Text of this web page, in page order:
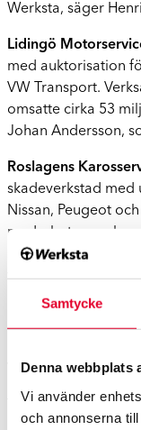
Samtycke
Denna webbplats
Vi använder
och annonserna
Werksta, säger
Lidingö
med auktorisation
VW Transport.
omsatte cirka 53
Johan Andersson,
Roslagens
skadeverkstad med
Nissan, Peugeot
medarbetare och
2023. Säljare är
verksamheten
VD Henrik
Tel: +46 70 242 63